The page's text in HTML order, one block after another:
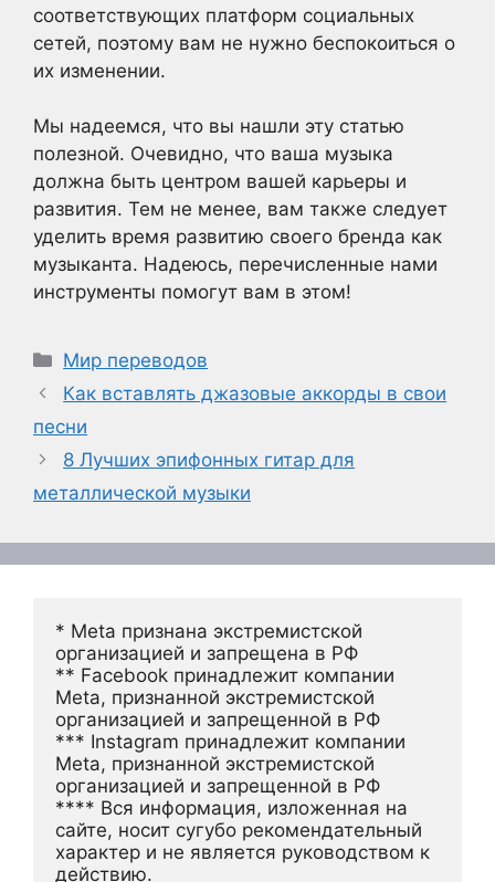
соответствующих платформ социальных
сетей, поэтому вам не нужно беспокоиться о
их изменении.
Мы надеемся, что вы нашли эту статью
полезной. Очевидно, что ваша музыка
должна быть центром вашей карьеры и
развития. Тем не менее, вам также следует
уделить время развитию своего бренда как
музыканта. Надеюсь, перечисленные нами
инструменты помогут вам в этом!
Рубрики
Мир переводов
Как вставлять джазовые аккорды в свои
песни
8 Лучших эпифонных гитар для
металлической музыки
* Meta признана экстремистской
организацией и запрещена в РФ
** Facebook принадлежит компании
Meta, признанной экстремистской
организацией и запрещенной в РФ
*** Instagram принадлежит компании
Meta, признанной экстремистской
организацией и запрещенной в РФ
**** Вся информация, изложенная на
сайте, носит сугубо рекомендательный
характер и не является руководством к
действию.